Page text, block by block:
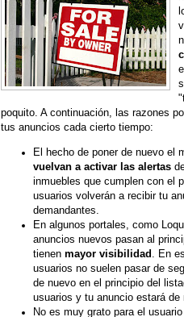
poquito. A continuación, las razones
tus anuncios cada cierto tiempo:
El hecho de poner de nuevo el
vuelvan a activar las alertas
inmuebles que cumplen con el
usuarios volverán a recibir tu
demandantes.
En algunos portales, como
anuncios nuevos pasan al
tienen mayor visibilidad . En
usuarios no suelen pasar de
de nuevo en el principio del
usuarios y tu anuncio estará
No es muy grato para el